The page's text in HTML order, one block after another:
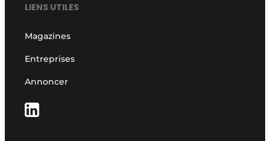
LIENS UTILES
Magazines
Entreprises
Annoncer